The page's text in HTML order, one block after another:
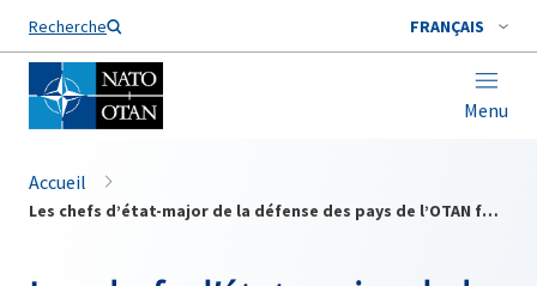
Recherche FRANÇAIS
Menu
Nom de famille*
Accueil
Les chefs d’état-major de la défense des pays de l’OTAN font le point sur la suite du plan d’action pour la réactivité et sur la posture future de l’OTAN